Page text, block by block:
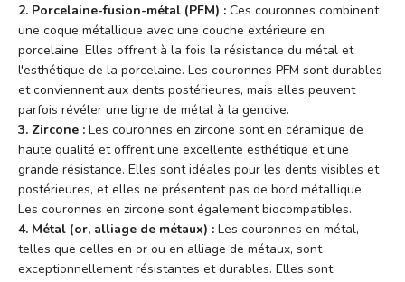
2. Porcelaine-fusion-métal (PFM) : Ces couronnes combinent
une coque métallique avec une couche extérieure en
porcelaine. Elles offrent à la fois la résistance du métal et
l'esthétique de la porcelaine. Les couronnes PFM sont durables
et conviennent aux dents postérieures, mais elles peuvent
parfois révéler une ligne de métal à la gencive.
3. Zircone : Les couronnes en zircone sont en céramique de
haute qualité et offrent une excellente esthétique et une
grande résistance. Elles sont idéales pour les dents visibles et
postérieures, et elles ne présentent pas de bord métallique.
Les couronnes en zircone sont également biocompatibles.
4. Métal (or, alliage de métaux) : Les couronnes en métal,
telles que celles en or ou en alliage de métaux, sont
exceptionnellement résistantes et durables. Elles sont